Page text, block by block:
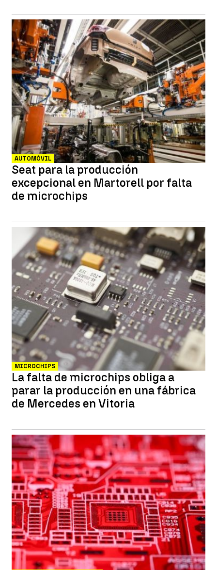
AUTOMÓVIL
Seat para la producción
excepcional en Martorell por falta
de microchips
MICROCHIPS
La falta de microchips obliga a
parar la producción en una fábrica
de Mercedes en Vitoria